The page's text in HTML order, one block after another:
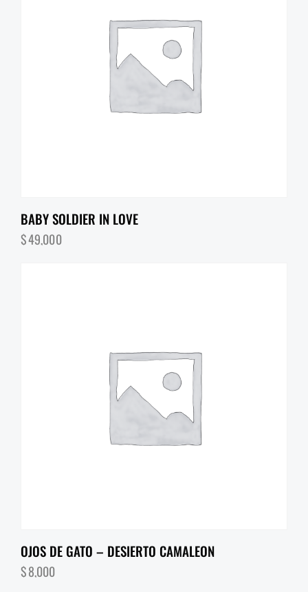
BABY SOLDIER IN LOVE
$49,000
OJOS DE GATO – DESIERTO CAMALEON
$8,000